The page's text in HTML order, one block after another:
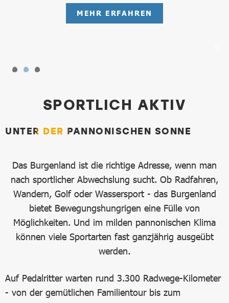
MEHR ERFAHREN
Sportlich AktivSPORTLICH AKTIV
UNTER DER PANNONISCHEN SONNE
Das Burgenland ist die richtige Adresse, wenn man
nach sportlicher Abwechslung sucht. Ob Radfahren,
Wandern, Golf oder Wassersport - das Burgenland
bietet Bewegungshungrigen eine Fülle von
Möglichkeiten. Und im milden pannonischen Klima
können viele Sportarten fast ganzjährig ausgeübt
werden.
Auf Pedalritter warten rund 3.300 Radwege-Kilometer
- von der gemütlichen Familientour bis zum